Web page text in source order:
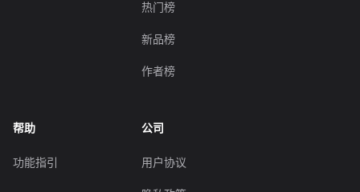
热门榜
新品榜
作者榜
帮助
功能指引
公司
用户协议